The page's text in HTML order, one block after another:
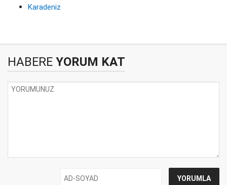
Karadeniz
HABERE YORUM KAT